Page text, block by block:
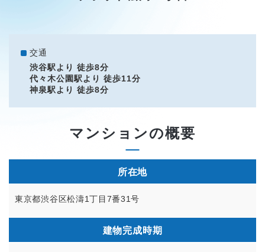
交通
渋谷駅より 徒歩8分
代々木公園駅より 徒歩11分
神泉駅より 徒歩8分
マンションの概要
所在地
東京都渋谷区松濤1丁目7番31号
建物完成時期